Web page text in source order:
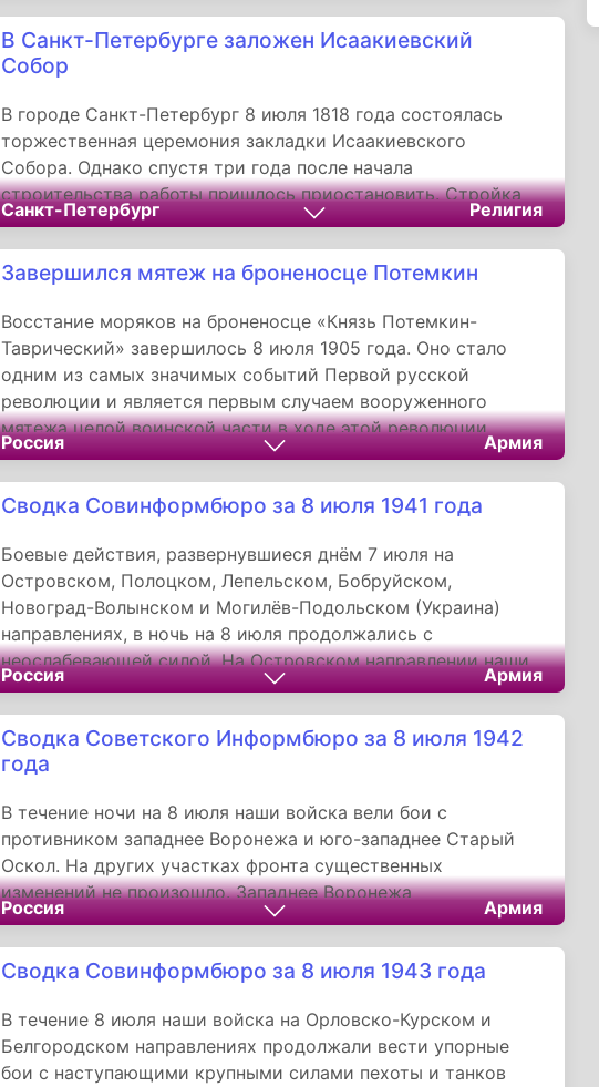
Петербург, король Карл XII принял решение атаковать
центральную Россию с целью захватить Москву.
В Санкт-Петербурге заложен Исаакиевский
Собор
В городе Санкт-Петербург 8 июля 1818 года состоялась
торжественная церемония закладки Исаакиевского
Собора. Однако спустя три года после начала
строительства работы пришлось приостановить. Стройка
была разморожена лишь спустя четыре года, к тому
времени техническая часть документации подверглась
качественным изменениям.
Санкт-Петербург Религия
Завершился мятеж на броненосце Потемкин
Восстание моряков на броненосце «Князь Потемкин-
Таврический» завершилось 8 июля 1905 года. Оно стало
одним из самых значимых событий Первой русской
революции и является первым случаем вооруженного
мятежа целой воинской части в ходе этой революции.
Восстание началось 27 июня по целому ряду причин. Это
событие произошло на фоне неудач России в войне с
Японией и социальных волнений в стране. На многих
господствовали революционные настроения и ненависть к
офицерскому классу.
Россия Армия
Сводка Совинформбюро за 8 июля 1941 года
Боевые действия, развернувшиеся днём 7 июля на
Островском, Полоцком, Лепельском, Бобруйском,
Новоград-Волынском и Могилёв-Подольском (Украина)
направлениях, в ночь на 8 июля продолжались с
неослабевающей силой. На Островском направлении наши
части, оказывая упорное сопротивление противнику,
задерживали его продвижение.
Россия Армия
Сводка Советского Информбюро за 8 июля 1942
года
В течение ночи на 8 июля наши войска вели бои с
противником западнее Воронежа и юго-западнее Старый
Оскол. На других участках фронта существенных
изменений не произошло. Западнее Воронежа
продолжаются ожесточённые бои. На одном из участков
крупные силы немцев пытались овладеть высотой, которую
обороняло наше танковое подразделение.
Россия Армия
Сводка Совинформбюро за 8 июля 1943 года
В течение 8 июля наши войска на Орловско-Курском и
Белгородском направлениях продолжали вести упорные
бои с наступающими крупными силами пехоты и танков